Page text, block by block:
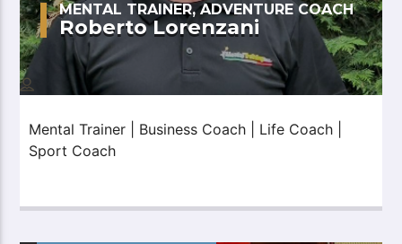
MENTAL TRAINER, ADVENTURE COACH
Roberto Lorenzani
Mental Trainer | Business Coach | Life Coach |
Sport Coach